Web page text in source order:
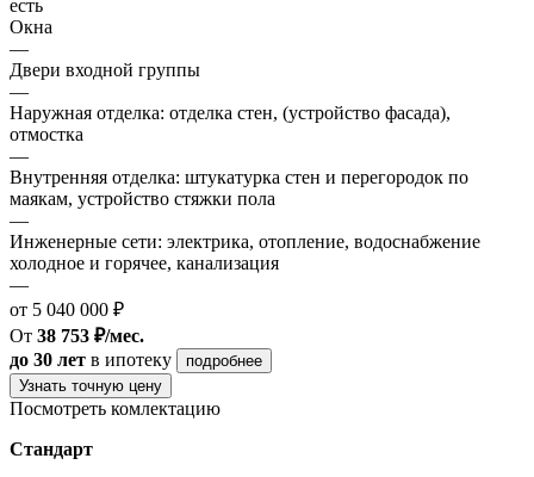
есть
Окна
—
Двери входной группы
—
Наружная отделка: отделка стен, (устройство фасада),
отмостка
—
Внутренняя отделка: штукатурка стен и перегородок по
маякам, устройство стяжки пола
—
Инженерные сети: электрика, отопление, водоснабжение
холодное и горячее, канализация
—
от 5 040 000 ₽
От 38 753 ₽/мес.
до 30 лет в ипотеку
подробнее
Узнать точную цену
Посмотреть комлектацию
Стандарт